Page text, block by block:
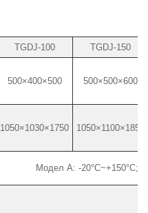
TGDJ-100
TGDJ-150
500×400×500 500×500×600
1050×1030×1750 1050×1100×1850
Модел A: -20°C~+150°C;